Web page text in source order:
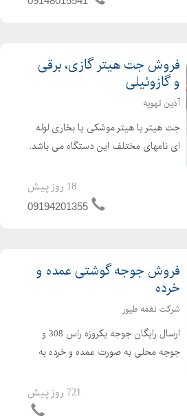
فروش جت هیتر گازی، برقی
و گازوئیلی
آذین تهویه
جت هیتر یا هیتر موشکی یا بخاری لوله
ای نامهای مختلف این دستگاه می باشد.
گرم کردن سالن های تولید ، دامداری ها،
مرغداری ها و گلخانه ها می باشد. از جت
18 روز پیش
09194201355
فروش جوجه گوشتی عمده و
خرده
شرکت نغمه طیور
ارسال رایگان جوجه یکروزه راس 308 و
جوجه محلی به صورت عمده و خرده به
کیفیت فروش مرغ بومی یک روزه به
صورت عمده و خرده بهترین قیمت جوجه
721 روز پیش